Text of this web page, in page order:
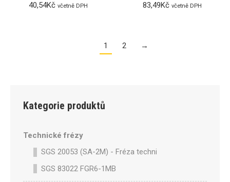
40,54Kč včetně DPH 83,49Kč včetně DPH
1 2 →
Kategorie produktů
Technické frézy
SGS 20053 (SA-2M) - Fréza technická SA-2M válcová
SGS 83022 FGR6-1MB